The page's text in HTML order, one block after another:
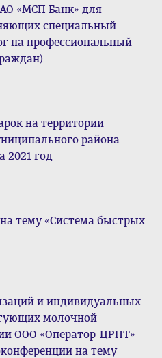
«МСП Банк» для
специальный
на профессиональный
на территории
района
2021 год
тему «Система быстрых
и индивидуальных
молочной
ООО «Оператор-ЦРПТ»
на тему